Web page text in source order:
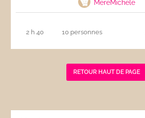
MereMichele
2 h 40 10 personnes
RETOUR HAUT DE PAGE